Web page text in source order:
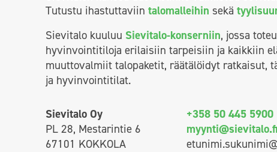
Tutustu ihastuttaviin talomalleihin sekä
Sievitalo kuuluu Sievitalo-konserniin, jossa
hyvinvointitiloja erilaisiin tarpeisiin ja kaikkiin
muuttovalmiit talopaketit, räätälöidyt ratkaisut,
ja hyvinvointitilat.
Sievitalo Oy
PL 28, Mestarintie 6
67101 KOKKOLA
+358 50 445 5900
myynti@sievitalo.fi